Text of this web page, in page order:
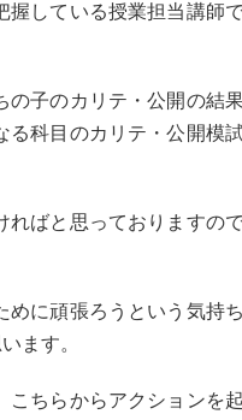
している授業担当講師
子のカリテ・公開の結
科目のカリテ・公開模
ばと思っておりますの
に頑張ろうという気持
ます。
ちらからアクションを